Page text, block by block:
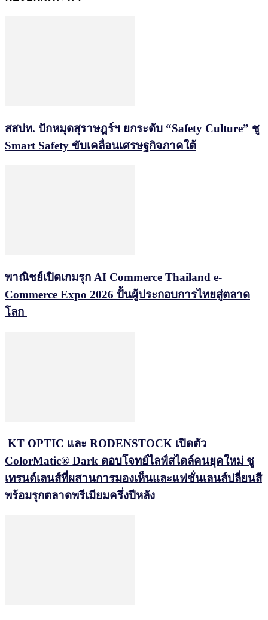
สสปท. ปักหมุดสุราษฎร์ฯ ยกระดับ “Safety Culture” ชู
Smart Safety ขับเคลื่อนเศรษฐกิจภาคใต้
พาณิชย์เปิดเกมรุก AI Commerce Thailand e-
Commerce Expo 2026 ปั้นผู้ประกอบการไทยสู่ตลาด
โลก
KT OPTIC และ RODENSTOCK เปิดตัว
ColorMatic® Dark ตอบโจทย์ไลฟ์สไตล์คนยุคใหม่ ชู
เทรนด์เลนส์ที่ผสานการมองเห็นและแฟชั่นเลนส์ปลี่ยนสี
พร้อมรุกตลาดพรีเมียมครึ่งปีหลัง